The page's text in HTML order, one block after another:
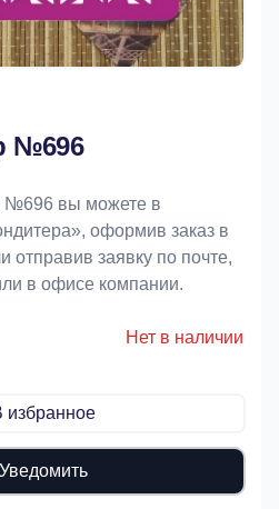
№696
№696 вы можете в
оформив заказ в
отправив заявку по почте,
в офисе компании.
Нет в наличии
избранное
Уведомить